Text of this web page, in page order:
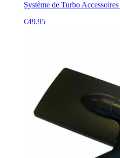
Système de Turbo
€49.95